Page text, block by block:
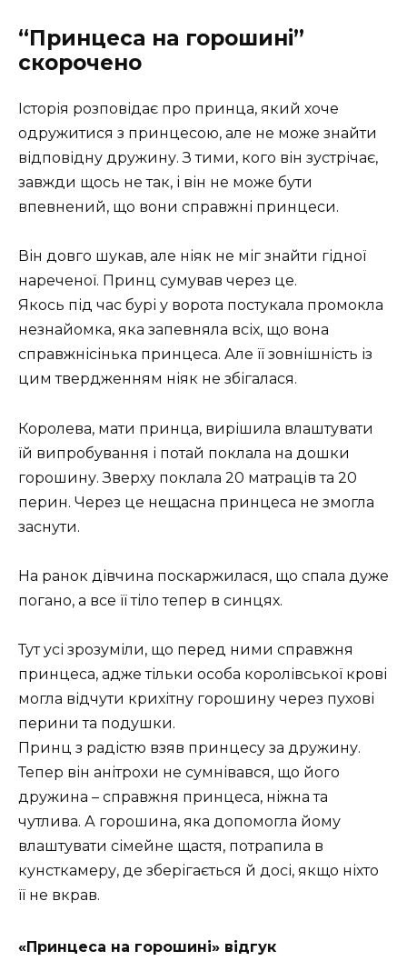
“Принцеса на горошині”
скорочено
Історія розповідає про принца, який хоче
одружитися з принцесою, але не може знайти
відповідну дружину. З тими, кого він зустрічає,
завжди щось не так, і він не може бути
впевнений, що вони справжні принцеси.
Він довго шукав, але ніяк не міг знайти гідної
нареченої. Принц сумував через це.
Якось під час бурі у ворота постукала промокла
незнайомка, яка запевняла всіх, що вона
справжнісінька принцеса. Але її зовнішність із
цим твердженням ніяк не збігалася.
Королева, мати принца, вирішила влаштувати
їй випробування і потай поклала на дошки
горошину. Зверху поклала 20 матраців та 20
перин. Через це нещасна принцеса не змогла
заснути.
На ранок дівчина поскаржилася, що спала дуже
погано, а все її тіло тепер в синцях.
Тут усі зрозуміли, що перед ними справжня
принцеса, адже тільки особа королівської крові
могла відчути крихітну горошину через пухові
перини та подушки.
Принц з радістю взяв принцесу за дружину.
Тепер він анітрохи не сумнівався, що його
дружина – справжня принцеса, ніжна та
чутлива. А горошина, яка допомогла йому
влаштувати сімейне щастя, потрапила в
кунсткамеру, де зберігається й досі, якщо ніхто
її не вкрав.
«Принцеса на горошині» відгук